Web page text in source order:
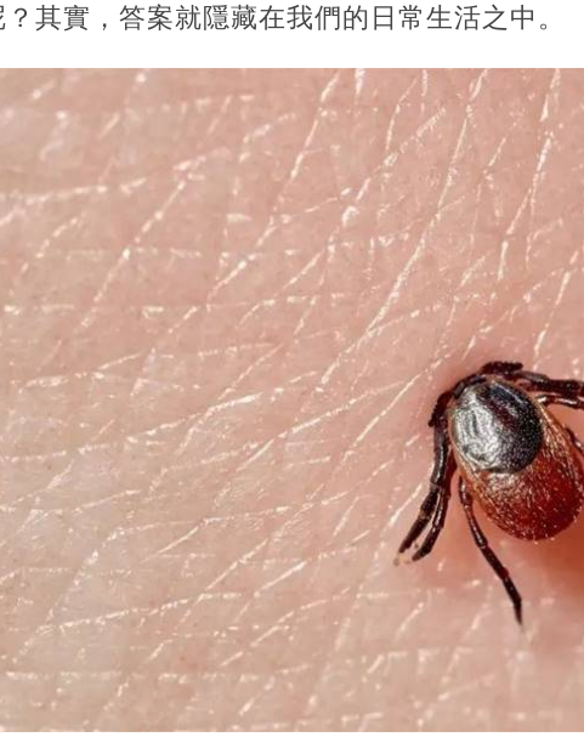
其實，答案就隱藏在我們的日常生活之中。